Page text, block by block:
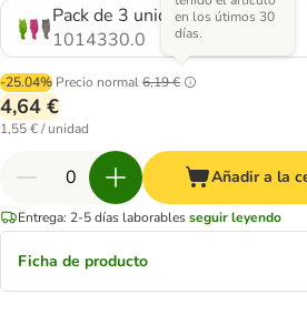
Pack de 3 unidades
1014330.0
-25.04% Precio normal6,19 €
en los útimos 30
días.
4,64 €
1,55 € / unidad
Añadir a la
Entrega: 2-5 días laborablesseguir leyendo
Ficha de producto